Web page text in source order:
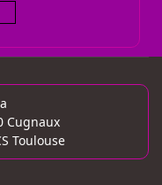
Cugnaux
Toulouse